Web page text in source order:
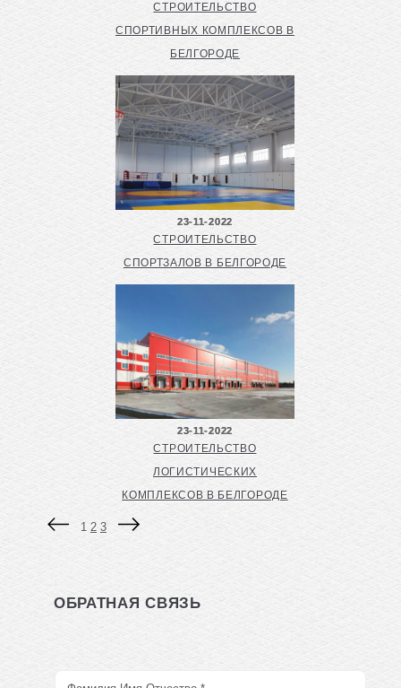
СТРОИТЕЛЬСТВО
СПОРТИВНЫХ КОМПЛЕКСОВ В
БЕЛГОРОДЕ
23-11-2022
СТРОИТЕЛЬСТВО
СПОРТЗАЛОВ В БЕЛГОРОДЕ
23-11-2022
СТРОИТЕЛЬСТВО
ЛОГИСТИЧЕСКИХ
КОМПЛЕКСОВ В БЕЛГОРОДЕ
1 2 3
ОБРАТНАЯ СВЯЗЬ